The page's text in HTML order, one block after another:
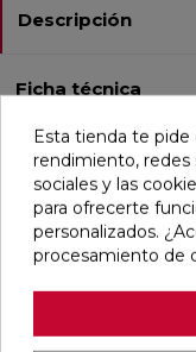
Descripción
Ficha técnica
Pieza
rectificado en
pieza
la helada y a las
Combinación
Patterns. De estilo
monocolor
Esta tienda te pide
rendimiento, redes
sociales y las
para ofrecerte
personalizados.
procesamiento de